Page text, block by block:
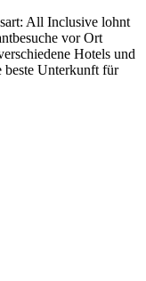
All Inclusive lohnt
vor Ort
Hotels und
beste Unterkunft für